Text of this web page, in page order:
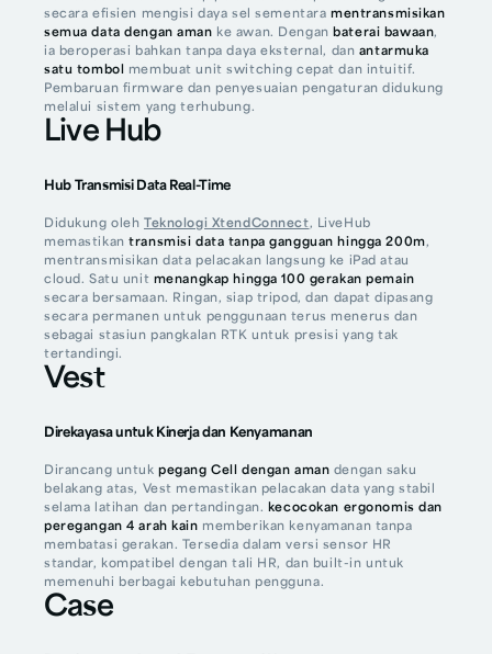
secara efisien mengisi daya sel sementara mentransmisikan
semua data dengan aman ke awan. Dengan baterai bawaan,
ia beroperasi bahkan tanpa daya eksternal, dan antarmuka
satu tombol membuat unit switching cepat dan intuitif.
Pembaruan firmware dan penyesuaian pengaturan didukung
melalui sistem yang terhubung.
Live Hub
Hub Transmisi Data Real-Time
Didukung oleh Teknologi XtendConnect, LiveHub
memastikantransmisi data tanpa gangguan hingga 200m,
mentransmisikan data pelacakan langsung ke iPad atau
cloud. Satu unit menangkap hingga 100 gerakan pemain
secara bersamaan. Ringan, siap tripod, dan dapat dipasang
secara permanen untuk penggunaan terus menerus dan
sebagai stasiun pangkalan RTK untuk presisi yang tak
tertandingi.
Vest
Direkayasa untuk Kinerja dan Kenyamanan
Dirancang untukpegang Cell dengan aman dengan saku
belakang atas, Vest memastikan pelacakan data yang stabil
selama latihan dan pertandingan. kecocokan ergonomis dan
peregangan 4 arah kain memberikan kenyamanan tanpa
membatasi gerakan. Tersedia dalam versi sensor HR
standar, kompatibel dengan tali HR, dan built-in untuk
memenuhi berbagai kebutuhan pengguna.
Case